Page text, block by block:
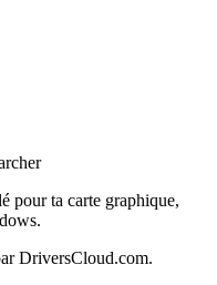
pour ta carte graphique,
DriversCloud.com.